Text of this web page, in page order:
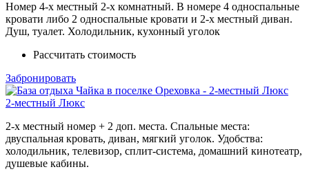
Номер 4-х местный 2-х комнатный. В номере 4 односпальные
кровати либо 2 односпальные кровати и 2-х местный диван.
Душ, туалет. Холодильник, кухонный уголок
Рассчитать стоимость
Забронировать
2-местный Люкс
2-х местный номер + 2 доп. места. Спальные места:
двуспальная кровать, диван, мягкий уголок. Удобства:
холодильник, телевизор, сплит-система, домашний кинотеатр,
душевые кабины.